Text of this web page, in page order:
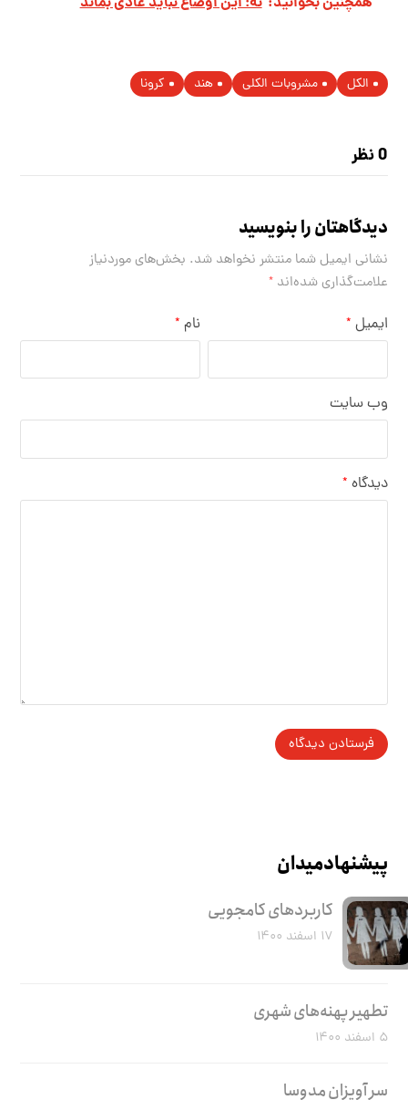
الکل مشروبات الکلی هند کرونا
0 نظر
دیدگاهتان را بنویسید
نشانی ایمیل شما منتشر نخواهد شد. بخش‌های موردنیاز
علامت‌گذاری شده‌اند*
نام * ایمیل *
وب‌ سایت
دیدگاه *
پیشنهاد میدان
کاربرد‌های کامجویی
۱۷ اسفند ۱۴۰۰
تطهیر پهنه‌های شهری
۵ اسفند ۱۴۰۰
سر آویزان مدوسا